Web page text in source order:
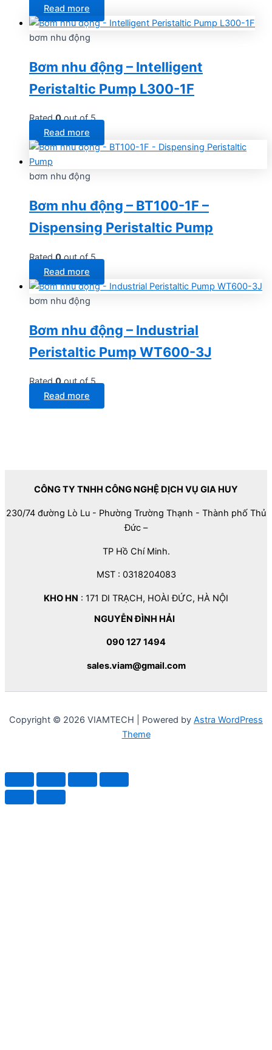
Read more
bơm nhu động
Bơm nhu động – Intelligent
Peristaltic Pump L300-1F
Rated0out of 5
Read more
bơm nhu động
Bơm nhu động – BT100-1F –
Dispensing Peristaltic Pump
Rated0out of 5
Read more
bơm nhu động
Bơm nhu động – Industrial
Peristaltic Pump WT600-3J
Rated0out of 5
Read more
CÔNG TY TNHH CÔNG NGHỆ DỊCH VỤ GIA HUY
230/74 đường Lò Lu - Phường Trường Thạnh - Thành phố Thủ
Đức –
TP Hồ Chí Minh.
MST : 0318204083
KHO HN : 171 DI TRẠCH, HOÀI ĐỨC, HÀ NỘI
NGUYỄN ĐÌNH HẢI
090 127 1494
sales.viam@gmail.com
Copyright © 2026 VIAMTECH | Powered by Astra WordPress
Theme